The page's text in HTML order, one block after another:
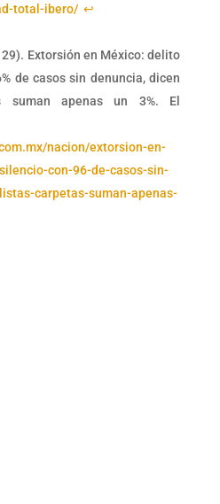
total-ibero/ ↩︎
Extorsión en México: delito
de casos sin denuncia, dicen
suman apenas un 3%. El
nacion/extorsion-en-
con-96-de-casos-sin-
carpetas-suman-apenas-